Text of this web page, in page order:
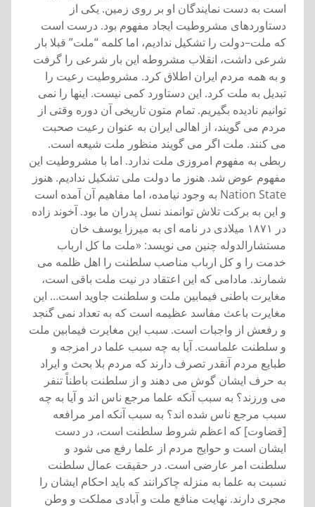
است به دست نمايندگان او بر روی زمين. يکی از
دستاوردهای مشروطيت ايجاد مفهوم بود. درست است
که ملت–دولت را تشکيل نداديم، اما کلمه “ملت” قبلا بار
شرعی داشت، انقلاب مشروطه اين بار شرعی را گرفت
و به همه مردم ايران اطلاق کرد. مشروطيت رعيت را
تبديل به ملت کرد. اين دستاورد کمی نيست. اينها را نمی
توانيم ناديده بگيريم. تمام متون تاريخی آن دوره وقتی از
مردم می گويند، از اهالی ايران به عنوان رعيت صحبت
می کنند. ملت اگر می گويند منظور ملت شيعه است.
ربطی به مفهوم امروزی ملت ندارد. اما با مشروطيت اين
مفهوم عوض شد. هنوز ما دولت ملی تشکيل نداديم. هنوز
Nation State به وجود نيامده، اما مفاهيم آن آمده است
و اين به برکت تلاش توانمند نسل پدران ما بود. آخوند زاده
در ۱۸۷۱ ميلادی در نامه ای به ميرزا يوسف خان
مستشارالدوله چنين می نويسد: «ملت ما کل ارباب
خدمت را و کل ارباب مناصب سلطنت را اهل ظلمه می
شمارند. مادامی که اين اعتقاد در نيت ملت باقی است،
مغايرت باطنی فيمابين ملت و سلطنت جاويد است… اين
مغايرت باعث مفاسد عظيمه است که به تعداد نمی گنجد
و رفعش از واجبات است. سبب اين مغايرت فيمابين ملت
و سلطنت علماست. آيا به چه سبب علما در امزجه و
طبايع مردم آنقدر تصرف دارند که مردم بلا بحث و ايراد
به حرف ايشان گوش می دهند و از سلطنت باطناً تنفر
می ورزند؟ به سبب آنکه علما مرجع ناس اند و آيا به چه
سبب مرجع ناس شده اند؟ به سبب آنکه امر مرافعه
[قضاوت] که اعظم شروط سلطنت است، در دست
ايشان است و حوايج مردم از علما رفع می شود و
سلطنت امر عارضی است. در حقيقت عمال سلطنت
نسبت به علما به منزله چاکرانند که بايد احکام ايشان را
مجری دارند. نهايت منافع ملت و آبادی مملکت و وطن